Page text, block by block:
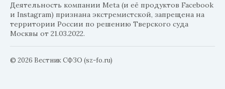
Деятельность компании Meta (и её продуктов Facebook
и Instagram) признана экстремистской, запрещена на
территории России по решению Тверского суда
Москвы от 21.03.2022.
© 2026 Вестник СФЗО (sz-fo.ru)